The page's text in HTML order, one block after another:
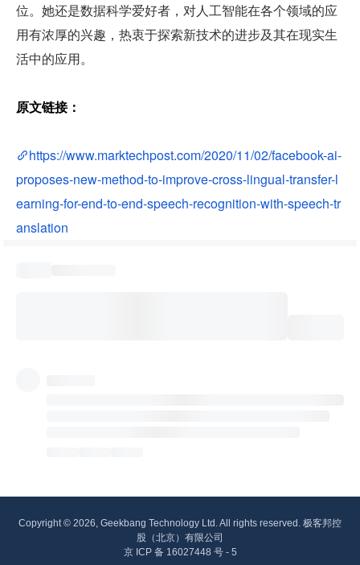
位。她还是数据科学爱好者，对人工智能在各个领域的应
用有浓厚的兴趣，热衷于探索新技术的进步及其在现实生
活中的应用。
原文链接：
https://www.marktechpost.com/2020/11/02/facebook-ai-
proposes-new-method-to-improve-cross-lingual-transfer-l
earning-for-end-to-end-speech-recognition-with-speech-tr
anslation
Copyright © 2026, Geekbang Technology Ltd. All rights reserved. 极客邦控
股（北京）有限公司
京 ICP 备 16027448 号 - 5